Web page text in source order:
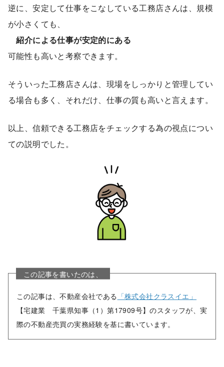
逆に、安定して仕事をこなしている工務店さんは、規模
が小さくても、
紹介による仕事が安定的にある
可能性も高いと考察できます。
そういった工務店さんは、現場をしっかりと管理してい
る場合も多く、それだけ、仕事の質も高いと言えます。
以上、信頼できる工務店をチェックする為の視点につい
ての説明でした。
この記事を書いたのは、
この記事は、不動産会社である 「株式会社クラスイエ」
【宅建業 千葉県知事（1）第17909号】のスタッフが、実
際の不動産売買の実務経験を基に書いています。